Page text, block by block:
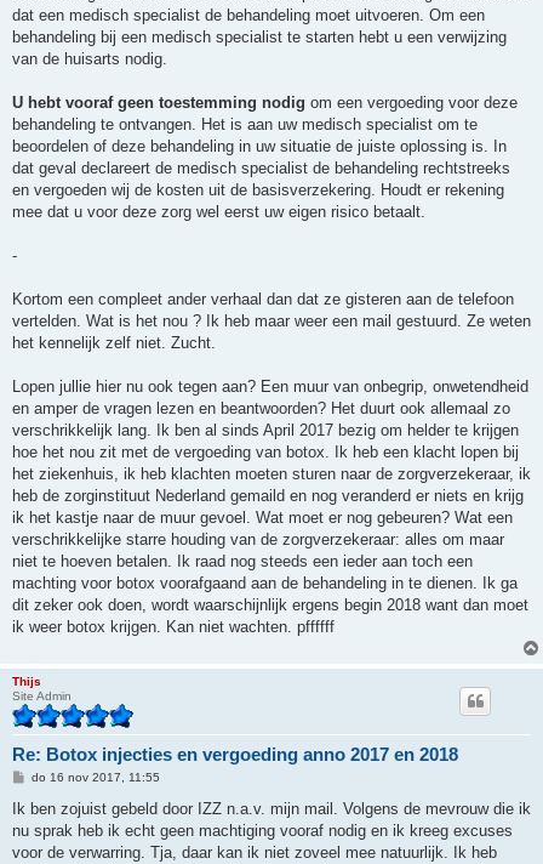
dat een medisch specialist de behandeling moet uitvoeren. Om een
behandeling bij een medisch specialist te starten hebt u een verwijzing
van de huisarts nodig.
U hebt vooraf geen toestemming nodig om een vergoeding voor deze
behandeling te ontvangen. Het is aan uw medisch specialist om te
beoordelen of deze behandeling in uw situatie de juiste oplossing is. In
dat geval declareert de medisch specialist de behandeling rechtstreeks
en vergoeden wij de kosten uit de basisverzekering. Houdt er rekening
mee dat u voor deze zorg wel eerst uw eigen risico betaalt.
-
Kortom een compleet ander verhaal dan dat ze gisteren aan de telefoon
vertelden. Wat is het nou ? Ik heb maar weer een mail gestuurd. Ze weten
het kennelijk zelf niet. Zucht.
Lopen jullie hier nu ook tegen aan? Een muur van onbegrip, onwetendheid
en amper de vragen lezen en beantwoorden? Het duurt ook allemaal zo
verschrikkelijk lang. Ik ben al sinds April 2017 bezig om helder te krijgen
hoe het nou zit met de vergoeding van botox. Ik heb een klacht lopen bij
het ziekenhuis, ik heb klachten moeten sturen naar de zorgverzekeraar, ik
heb de zorginstituut Nederland gemaild en nog veranderd er niets en krijg
ik het kastje naar de muur gevoel. Wat moet er nog gebeuren? Wat een
verschrikkelijke starre houding van de zorgverzekeraar: alles om maar
niet te hoeven betalen. Ik raad nog steeds een ieder aan toch een
machting voor botox voorafgaand aan de behandeling in te dienen. Ik ga
dit zeker ook doen, wordt waarschijnlijk ergens begin 2018 want dan moet
ik weer botox krijgen. Kan niet wachten. pffffff
Thijs
Site Admin
Re: Botox injecties en vergoeding anno 2017 en 2018
B
c
h
do 16 nov 2017, 11:55
Ik ben zojuist gebeld door IZZ n.a.v. mijn mail. Volgens de mevrouw die ik
nu sprak heb ik echt geen machtiging vooraf nodig en ik kreeg excuses
voor de verwarring. Tja, daar kan ik niet zoveel mee natuurlijk. Ik heb